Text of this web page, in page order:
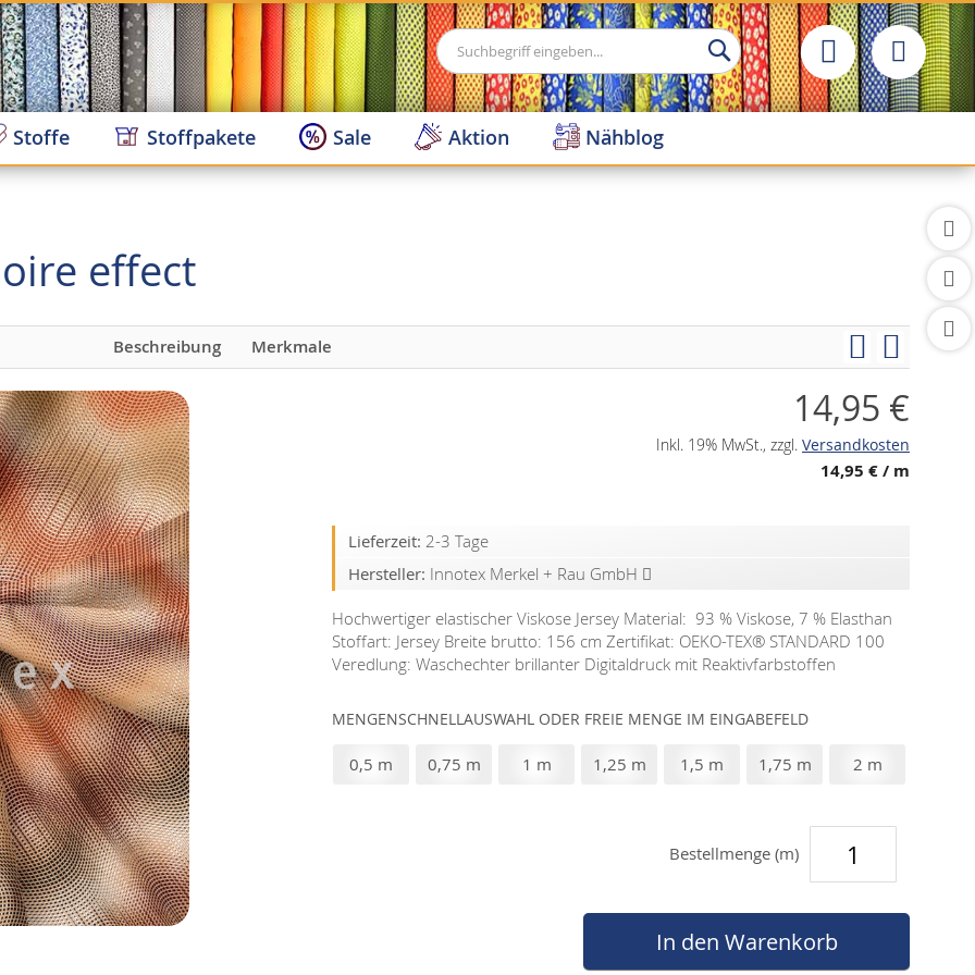
Suche
Suche
Stoffe Stoffpakete Sale Aktion Nähblog
effect
Beschreibung Merkmale
14,95 €
Inkl. 19% MwSt., zzgl. Versandkosten
14,95 €/ m
Lieferzeit: 2-3 Tage
Hersteller: Innotex Merkel + Rau GmbH
Hochwertiger elastischer Viskose Jersey Material: 93 % Viskose, 7 % Elasthan
Stoffart: Jersey Breite brutto: 156 cm Zertifikat: OEKO-TEX®️ STANDARD 100
Veredlung: Waschechter brillanter Digitaldruck mit Reaktivfarbstoffen
MENGENSCHNELLAUSWAHL ODER FREIE MENGE IM EINGABEFELD
0,5 m 0,75 m 1 m 1,25 m 1,5 m 1,75 m 2 m
Bestellmenge (m)
In den Warenkorb